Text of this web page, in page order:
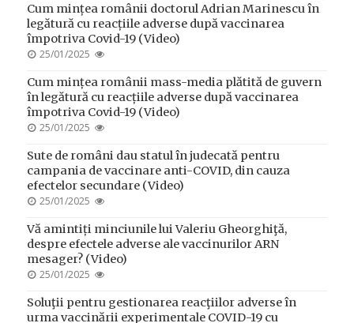
Cum mințea românii doctorul Adrian Marinescu în
legătură cu reacțiile adverse după vaccinarea
împotriva Covid-19 (Video)
POSTED
25/01/2025
Cum mințea românii mass-media plătită de guvern
în legătură cu reacțiile adverse după vaccinarea
împotriva Covid-19 (Video)
POSTED
25/01/2025
Sute de români dau statul în judecată pentru
campania de vaccinare anti-COVID, din cauza
efectelor secundare (Video)
POSTED
25/01/2025
Vă amintiți minciunile lui Valeriu Gheorghiţă,
despre efectele adverse ale vaccinurilor ARN
mesager? (Video)
POSTED
25/01/2025
Soluţii pentru gestionarea reacţiilor adverse în
urma vaccinării experimentale COVID-19 cu